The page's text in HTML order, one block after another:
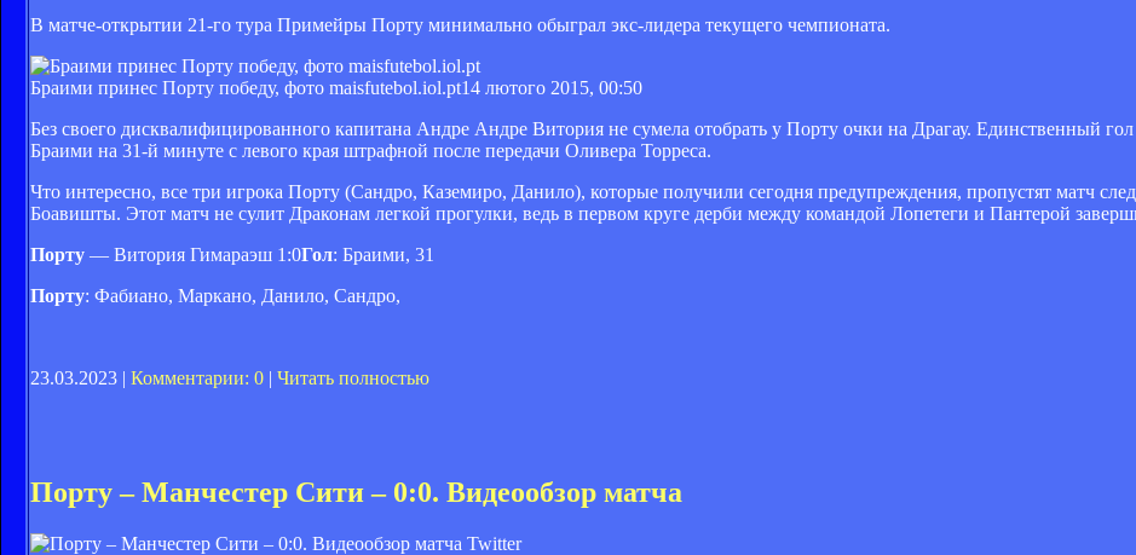
В матче-открытии 21-го тура Примейры Порту минимально обыграл экс-лидера текущего чемпионата.
Браими принес Порту победу, фото maisfutebol.iol.pt14 лютого 2015, 00:50
Без своего дисквалифицированного капитана Андре Андре Витория не сумела отобрать у Порту очки на Драгау. Единственный
Браими на 31-й минуте с левого края штрафной после передачи Оливера Торреса.
Что интересно, все три игрока Порту (Сандро, Каземиро, Данило), которые получили сегодня предупреждения, пропустят матч
Боавишты. Этот матч не сулит Драконам легкой прогулки, ведь в первом круге дерби между командой Лопетеги и Пантерой
Порту — Витория Гимараэш 1:0Гол: Браими, 31
Порту: Фабиано, Маркано, Данило, Сандро,
23.03.2023 | Комментарии: 0 | Читать полностью
Порту – Манчестер Сити – 0:0. Видеообзор матча
Twitter